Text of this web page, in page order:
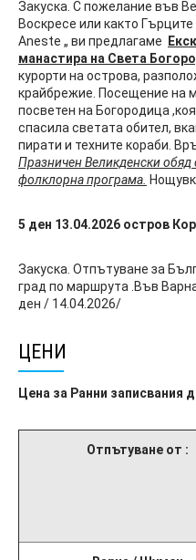
Закуска. С пожелание във
Воскресе или както
Aneste „ ви предлагаме
E
манастира на Света
курорти на острова,
крайбрежие. Посещение на
посветен на Богородица
спасила светата обител,
пирати и техните кораби.
Празничен Великденски
фолклорна програма
5 ден 13.04.2026 остров
Закуска. Отпътуване за
град по маршрута .Във
ден / 14.04.2026/
ЦЕНИ
Цена за Ранни записвания
Отпътуване от :